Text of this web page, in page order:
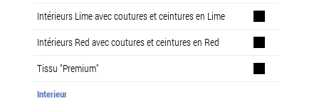
Intérieurs Lime avec coutures et ceintures en Lime
Intérieurs Red avec coutures et ceintures en Red
Tissu "Premium"
Interieur